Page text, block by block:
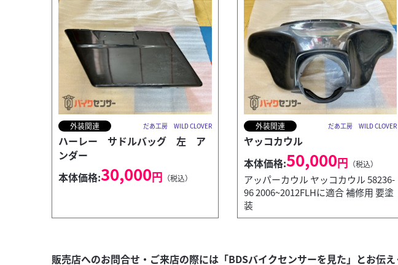
外装関連 だあ工房 WILD CLOVER
ハーレー サドルバッグ 左 ア
ンダー
本体価格:30,000円 （税込）
外装関連 だあ工房 WILD CLOVER
ヤッコカウル
本体価格:50,000円 （税込）
アッパーカウル ヤッコカウル 58236-
96 2006~2012FLHに適合 補修用 要塗
装
販売店へのお問合せ・ご来店の際には「BDSバイクセンサーを見た」とお伝え